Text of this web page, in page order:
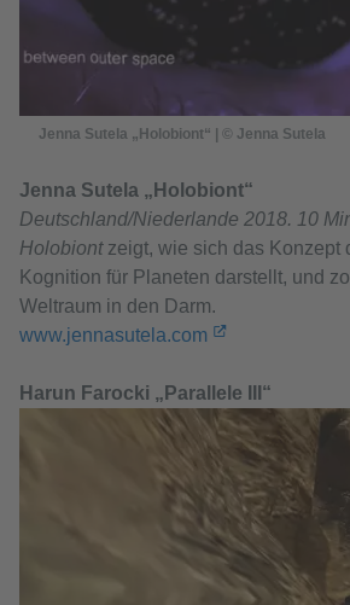
Jenna Sutela „Holobiont“ | © Jenna Sutela
Jenna Sutela „Holobiont“
Deutschland/Niederlande 2018. 10
Holobiontzeigt, wie sich das Konzept
Kognition für Planeten darstellt, und
Weltraum in den Darm.
www.jennasutela.com
Harun Farocki „Parallele III“